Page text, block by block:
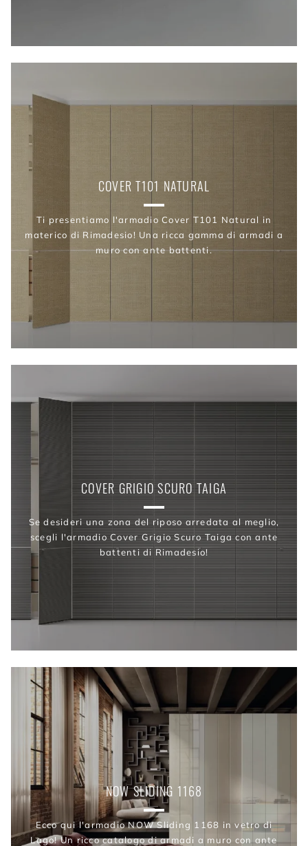
COVER T101 NATURAL
Ti presentiamo l'armadio Cover T101 Natural in
materico di Rimadesio! Una ricca gamma di armadi a
muro con ante battenti.
COVER GRIGIO SCURO TAIGA
Se desideri una zona del riposo arredata al meglio,
scegli l'armadio Cover Grigio Scuro Taiga con ante
battenti di Rimadesio!
NOW SLIDING 1168
Ecco qui l'armadio NOW Sliding 1168 in vetro di
Lago! Un ricco catalogo di armadi a muro con ante